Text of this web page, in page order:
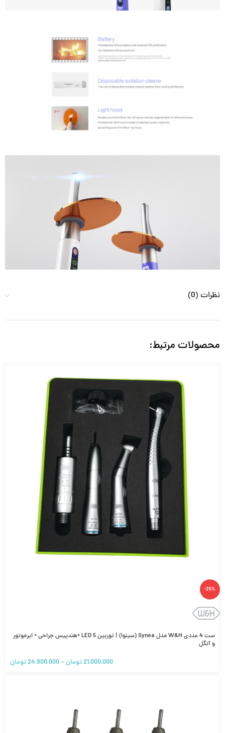
نظرات (0)
محصولات مرتبط:
-25%
ست 4 عددی W&H مدل Synea (سینوا) | توربین 5 LED +هندپیس جراحی + ایرموتور
و آنگل
21,000,000تومان–
24,900,000تومان